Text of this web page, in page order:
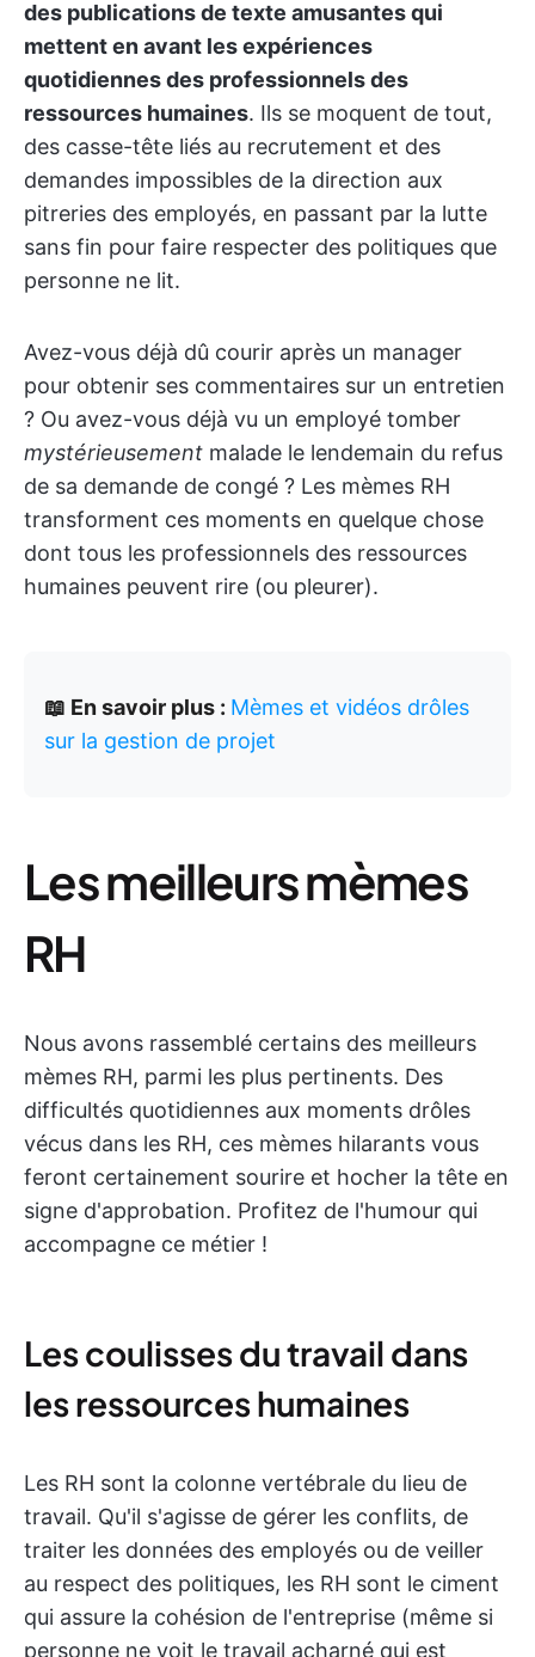
des publications de texte amusantes qui
mettent en avant les expériences
quotidiennes des professionnels des
ressources humaines. Ils se moquent de tout,
des casse-tête liés au recrutement et des
demandes impossibles de la direction aux
pitreries des employés, en passant par la lutte
sans fin pour faire respecter des politiques que
personne ne lit.
Avez-vous déjà dû courir après un manager
pour obtenir ses commentaires sur un entretien
? Ou avez-vous déjà vu un employé tomber
mystérieusement malade le lendemain du refus
de sa demande de congé ? Les mèmes RH
transforment ces moments en quelque chose
dont tous les professionnels des ressources
humaines peuvent rire (ou pleurer).
📖 En savoir plus : Mèmes et vidéos drôles
sur la gestion de projet
Les meilleurs mèmes
RH
Nous avons rassemblé certains des meilleurs
mèmes RH, parmi les plus pertinents. Des
difficultés quotidiennes aux moments drôles
vécus dans les RH, ces mèmes hilarants vous
feront certainement sourire et hocher la tête en
signe d'approbation. Profitez de l'humour qui
accompagne ce métier !
Les coulisses du travail dans
les ressources humaines
Les RH sont la colonne vertébrale du lieu de
travail. Qu'il s'agisse de gérer les conflits, de
traiter les données des employés ou de veiller
au respect des politiques, les RH sont le ciment
qui assure la cohésion de l'entreprise (même si
personne ne voit le travail acharné qui est